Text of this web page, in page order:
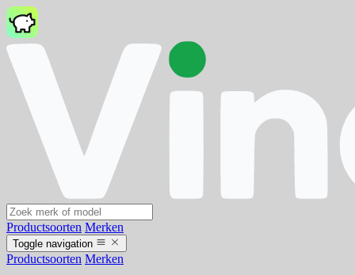
Productsoorten Merken
Toggle navigation
Productsoorten Merken